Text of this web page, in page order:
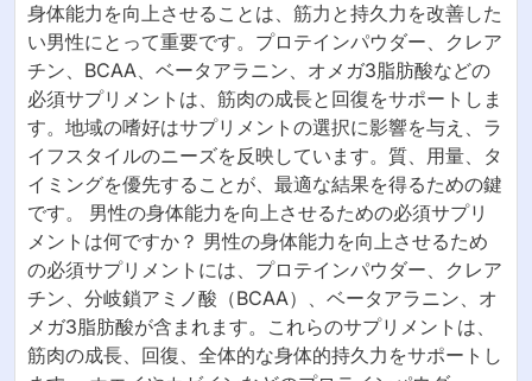
身体能力を向上させることは、筋力と持久力を改善した
い男性にとって重要です。プロテインパウダー、クレア
チン、BCAA、ベータアラニン、オメガ3脂肪酸などの
必須サプリメントは、筋肉の成長と回復をサポートしま
す。地域の嗜好はサプリメントの選択に影響を与え、ラ
イフスタイルのニーズを反映しています。質、用量、タ
イミングを優先することが、最適な結果を得るための鍵
です。 男性の身体能力を向上させるための必須サプリ
メントは何ですか？ 男性の身体能力を向上させるため
の必須サプリメントには、プロテインパウダー、クレア
チン、分岐鎖アミノ酸（BCAA）、ベータアラニン、オ
メガ3脂肪酸が含まれます。これらのサプリメントは、
筋肉の成長、回復、全体的な身体的持久力をサポートし